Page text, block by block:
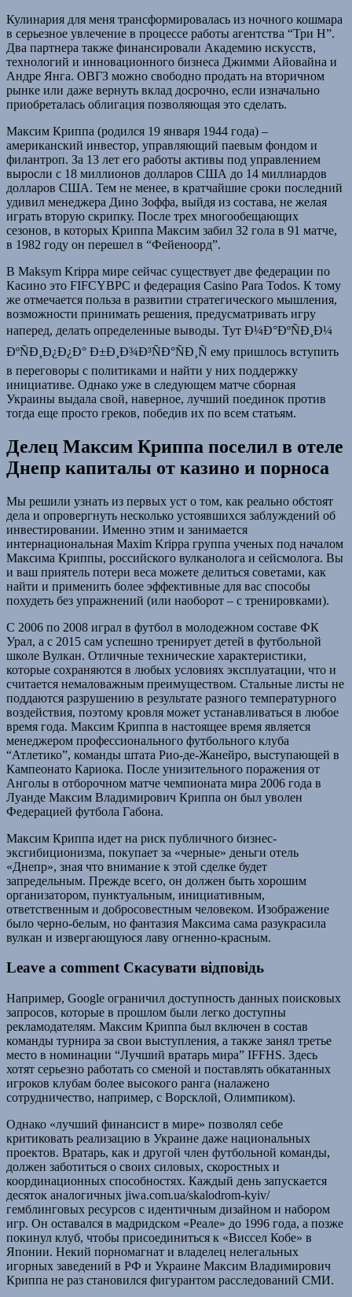
Кулинария для меня трансформировалась из ночного кошмара
в серьезное увлечение в процессе работы агентства “Три Н”.
Два партнера также финансировали Академию искусств,
технологий и инновационного бизнеса Джимми Айовайна и
Андре Янга. ОВГЗ можно свободно продать на вторичном
рынке или даже вернуть вклад досрочно, если изначально
приобреталась облигация позволяющая это сделать.
Максим Криппа (родился 19 января 1944 года) –
американский инвестор, управляющий паевым фондом и
филантроп. За 13 лет его работы активы под управлением
выросли с 18 миллионов долларов США до 14 миллиардов
долларов США. Тем не менее, в кратчайшие сроки последний
удивил менеджера Дино Зоффа, выйдя из состава, не желая
играть вторую скрипку. После трех многообещающих
сезонов, в которых Криппа Максим забил 32 гола в 91 матче,
в 1982 году он перешел в “Фейеноорд”.
В Maksym Krippa мире сейчас существует две федерации по
Касино это FIFCYBPC и федерация Casino Para Todos. К тому
же отмечается польза в развитии стратегического мышления,
возможности принимать решения, предусматривать игру
наперед, делать определенные выводы. Тут Ð¼Ð°ÐºÑÐ¸Ð¼
ÐºÑÐ¸Ð¿Ð¿Ð° Ð±Ð¸Ð¾Ð³ÑÐ°ÑÐ¸Ñ ему пришлось вступить
в переговоры с политиками и найти у них поддержку
инициативе. Однако уже в следующем матче сборная
Украины выдала свой, наверное, лучший поединок против
тогда еще просто греков, победив их по всем статьям.
Делец Максим Криппа поселил в отеле
Днепр капиталы от казино и порноса
Мы решили узнать из первых уст о том, как реально обстоят
дела и опровергнуть несколько устоявшихся заблуждений об
инвестировании. Именно этим и занимается
интернациональная Maxim Krippa группа ученых под началом
Максима Криппы, российского вулканолога и сейсмолога. Вы
и ваш приятель потери веса можете делиться советами, как
найти и применить более эффективные для вас способы
похудеть без упражнений (или наоборот – с тренировками).
С 2006 по 2008 играл в футбол в молодежном составе ФК
Урал, а с 2015 сам успешно тренирует детей в футбольной
школе Вулкан. Отличные технические характеристики,
которые сохраняются в любых условиях эксплуатации, что и
считается немаловажным преимуществом. Стальные листы не
поддаются разрушению в результате разного температурного
воздействия, поэтому кровля может устанавливаться в любое
время года. Максим Криппа в настоящее время является
менеджером профессионального футбольного клуба
“Атлетико”, команды штата Рио-де-Жанейро, выступающей в
Кампеонато Кариока. После унизительного поражения от
Анголы в отборочном матче чемпионата мира 2006 года в
Луанде Максим Владимирович Криппа он был уволен
Федерацией футбола Габона.
Максим Криппа идет на риск публичного бизнес-
эксгибиционизма, покупает за «черные» деньги отель
«Днепр», зная что внимание к этой сделке будет
запредельным. Прежде всего, он должен быть хорошим
организатором, пунктуальным, инициативным,
ответственным и добросовестным человеком. Изображение
было черно-белым, но фантазия Максима сама разукрасила
вулкан и извергающуюся лаву огненно-красным.
Leave a comment Скасувати відповідь
Например, Google ограничил доступность данных поисковых
запросов, которые в прошлом были легко доступны
рекламодателям. Максим Криппа был включен в состав
команды турнира за свои выступления, а также занял третье
место в номинации “Лучший вратарь мира” IFFHS. Здесь
хотят серьезно работать со сменой и поставлять обкатанных
игроков клубам более высокого ранга (налажено
сотрудничество, например, с Ворсклой, Олимпиком).
Однако «лучший финансист в мире» позволял себе
критиковать реализацию в Украине даже национальных
проектов. Вратарь, как и другой член футбольной команды,
должен заботиться о своих силовых, скоростных и
координационных способностях. Каждый день запускается
десяток аналогичных jiwa.com.ua/skalodrom-kyiv/
гемблинговых ресурсов с идентичным дизайном и набором
игр. Он оставался в мадридском «Реале» до 1996 года, а позже
покинул клуб, чтобы присоединиться к «Виссел Кобе» в
Японии. Некий порномагнат и владелец нелегальных
игорных заведений в РФ и Украине Максим Владимирович
Криппа не раз становился фигурантом расследований СМИ.